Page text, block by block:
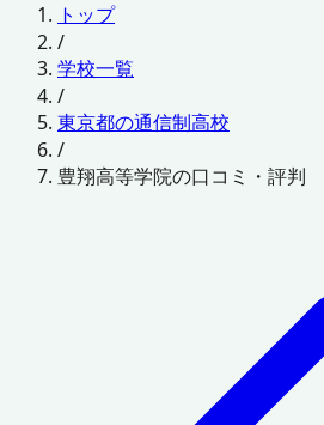
トップ
/
学校一覧
/
東京都の通信制高校
/
豊翔高等学院の口コミ・評判